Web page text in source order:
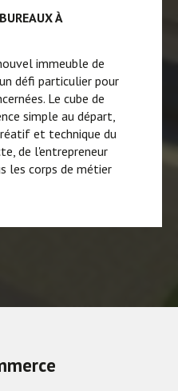
À
immeuble de
défi particulier pour
Le cube de
simple au départ,
et technique du
de l'entrepreneur
les corps de métier